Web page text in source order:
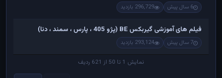
6 سال پیش 296,729 بازدید
فیلم های آموزشی گیربکس BE (پژو 405 ، پارس ، سمند ، دنا)
7 سال پیش 293,124 بازدید
نمایش 1 تا 50 از 621 ردیف